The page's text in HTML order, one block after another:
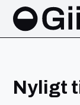
Nyligt